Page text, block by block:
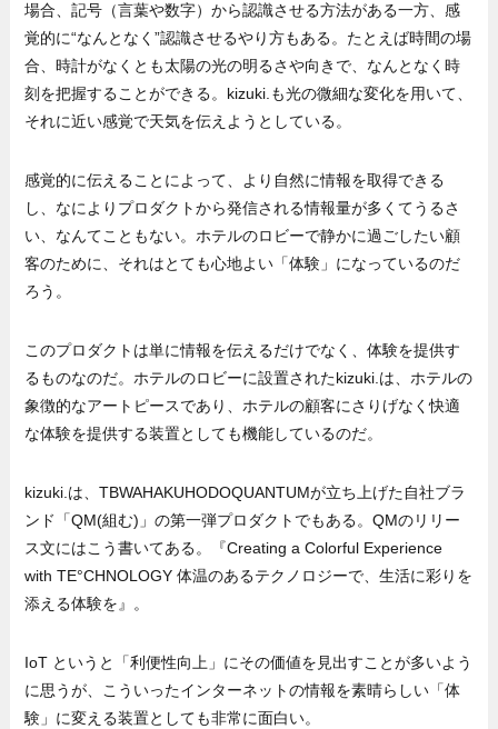
場合、記号（言葉や数字）から認識させる方法がある一方、感
覚的に“なんとなく”認識させるやり方もある。たとえば時間の場
合、時計がなくとも太陽の光の明るさや向きで、なんとなく時
刻を把握することができる。kizuki.も光の微細な変化を用いて、
それに近い感覚で天気を伝えようとしている。
感覚的に伝えることによって、より自然に情報を取得できる
し、なによりプロダクトから発信される情報量が多くてうるさ
い、なんてこともない。ホテルのロビーで静かに過ごしたい顧
客のために、それはとても心地よい「体験」になっているのだ
ろう。
このプロダクトは単に情報を伝えるだけでなく、体験を提供す
るものなのだ。ホテルのロビーに設置されたkizuki.は、ホテルの
象徴的なアートピースであり、ホテルの顧客にさりげなく快適
な体験を提供する装置としても機能しているのだ。
kizuki.は、TBWAHAKUHODOQUANTUMが立ち上げた自社ブラ
ンド「QM(組む)」の第一弾プロダクトでもある。QMのリリー
ス文にはこう書いてある。『Creating a Colorful Experience
with TE°CHNOLOGY 体温のあるテクノロジーで、生活に彩りを
添える体験を』。
IoT というと「利便性向上」にその価値を見出すことが多いよう
に思うが、こういったインターネットの情報を素晴らしい「体
験」に変える装置としても非常に面白い。